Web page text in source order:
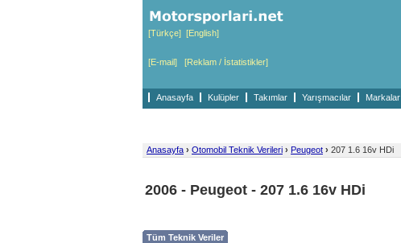
[Türkçe] [English]
[E-mail] [Reklam / İstatistikler]
Anasayfa Kulüpler Takımlar Yarışmacılar Markalar
Anasayfa › Otomobil Teknik Verileri › Peugeot › 207 1.6 16v HDi
2006 - Peugeot - 207 1.6 16v HDi
Tüm Teknik Veriler